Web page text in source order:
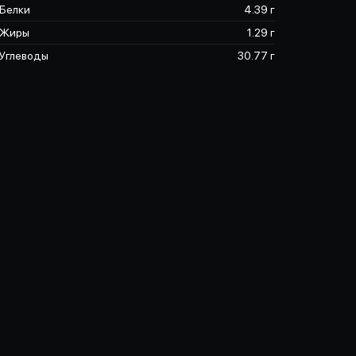
Белки
4.39 г
Жиры
1.29 г
Углеводы
30.77 г